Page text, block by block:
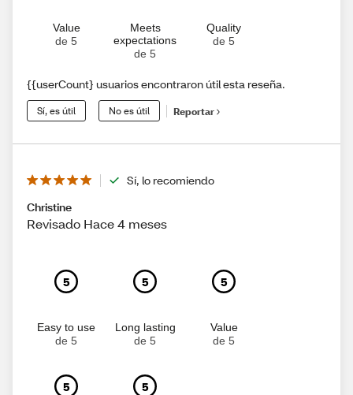
Value
de 5
Meets
expectations
de 5
Quality
de 5
{{userCount} usuarios encontraron útil esta reseña.
Sí, es útil No es útil Reportar
Sí, lo recomiendo
Christine
Revisado Hace 4 meses
5
Easy to use
de 5
5
Long lasting
de 5
5
Value
de 5
5 5